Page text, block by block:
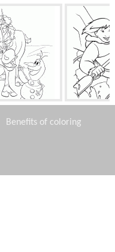
ンとオラフ ボートに乗
Benefits of coloring